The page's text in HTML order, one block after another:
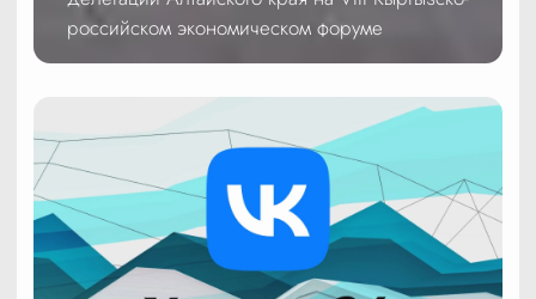
российском экономическом форуме